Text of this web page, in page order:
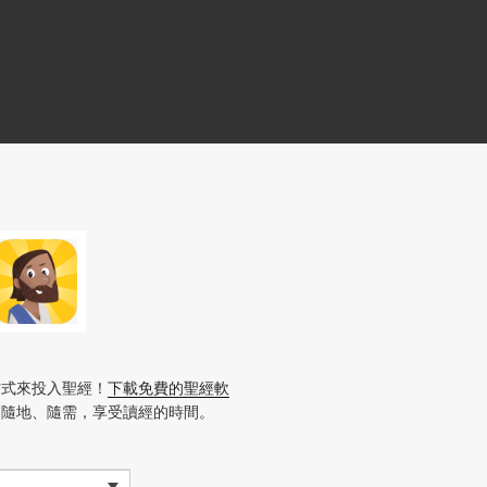
來投入聖經！ 下載免費的聖經軟
地、隨需，享受讀經的時間。